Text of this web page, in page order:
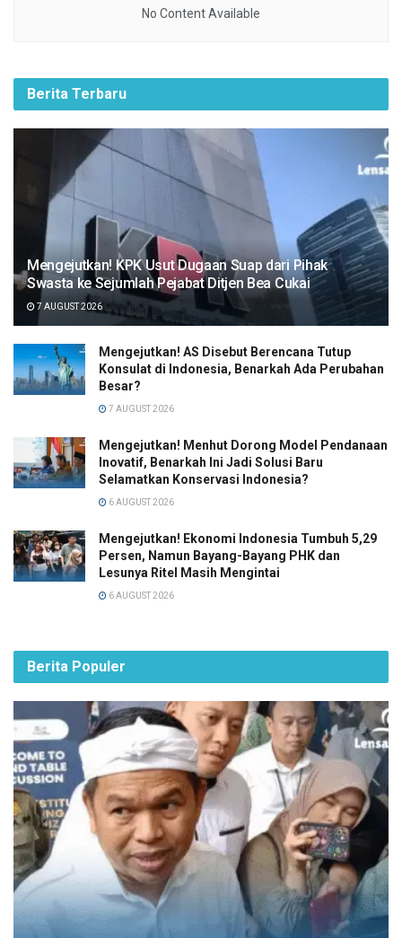
No Content Available
Berita Terbaru
Mengejutkan! KPK Usut Dugaan Suap dari Pihak
Swasta ke Sejumlah Pejabat Ditjen Bea Cukai
7 AUGUST 2026
Mengejutkan! AS Disebut Berencana Tutup
Konsulat di Indonesia, Benarkah Ada Perubahan
Besar?
7 AUGUST 2026
Mengejutkan! Menhut Dorong Model Pendanaan
Inovatif, Benarkah Ini Jadi Solusi Baru
Selamatkan Konservasi Indonesia?
6 AUGUST 2026
Mengejutkan! Ekonomi Indonesia Tumbuh 5,29
Persen, Namun Bayang-Bayang PHK dan
Lesunya Ritel Masih Mengintai
6 AUGUST 2026
Berita Populer